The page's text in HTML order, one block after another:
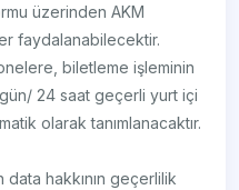
üzerinden AKM
faydalanabilecektir.
biletleme işleminin
24 saat geçerli yurt içi
olarak tanımlanacaktır.
data hakkının geçerlilik